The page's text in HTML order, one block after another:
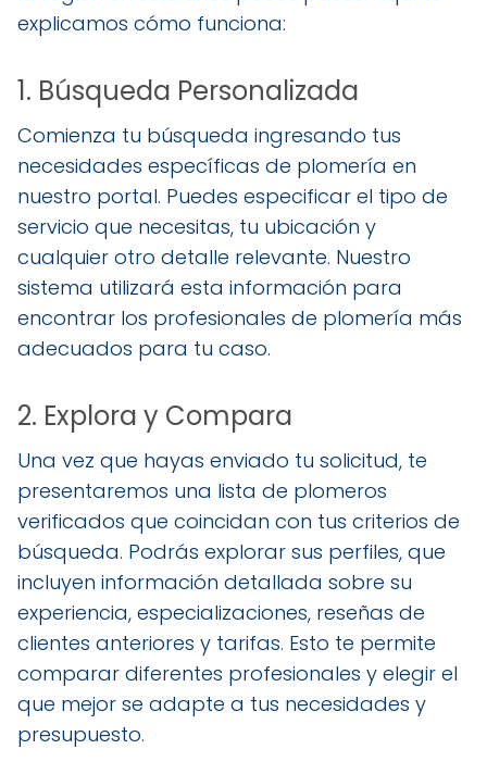
explicamos cómo funciona:
1. Búsqueda Personalizada
Comienza tu búsqueda ingresando tus
necesidades específicas de plomería en
nuestro portal. Puedes especificar el tipo de
servicio que necesitas, tu ubicación y
cualquier otro detalle relevante. Nuestro
sistema utilizará esta información para
encontrar los profesionales de plomería más
adecuados para tu caso.
2. Explora y Compara
Una vez que hayas enviado tu solicitud, te
presentaremos una lista de plomeros
verificados que coincidan con tus criterios de
búsqueda. Podrás explorar sus perfiles, que
incluyen información detallada sobre su
experiencia, especializaciones, reseñas de
clientes anteriores y tarifas. Esto te permite
comparar diferentes profesionales y elegir el
que mejor se adapte a tus necesidades y
presupuesto.